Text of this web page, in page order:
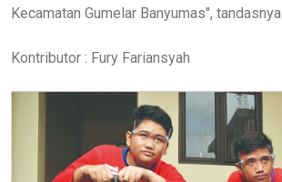
Kecamatan Gumelar Banyumas", tandasnya
Kontributor : Fury Fariansyah